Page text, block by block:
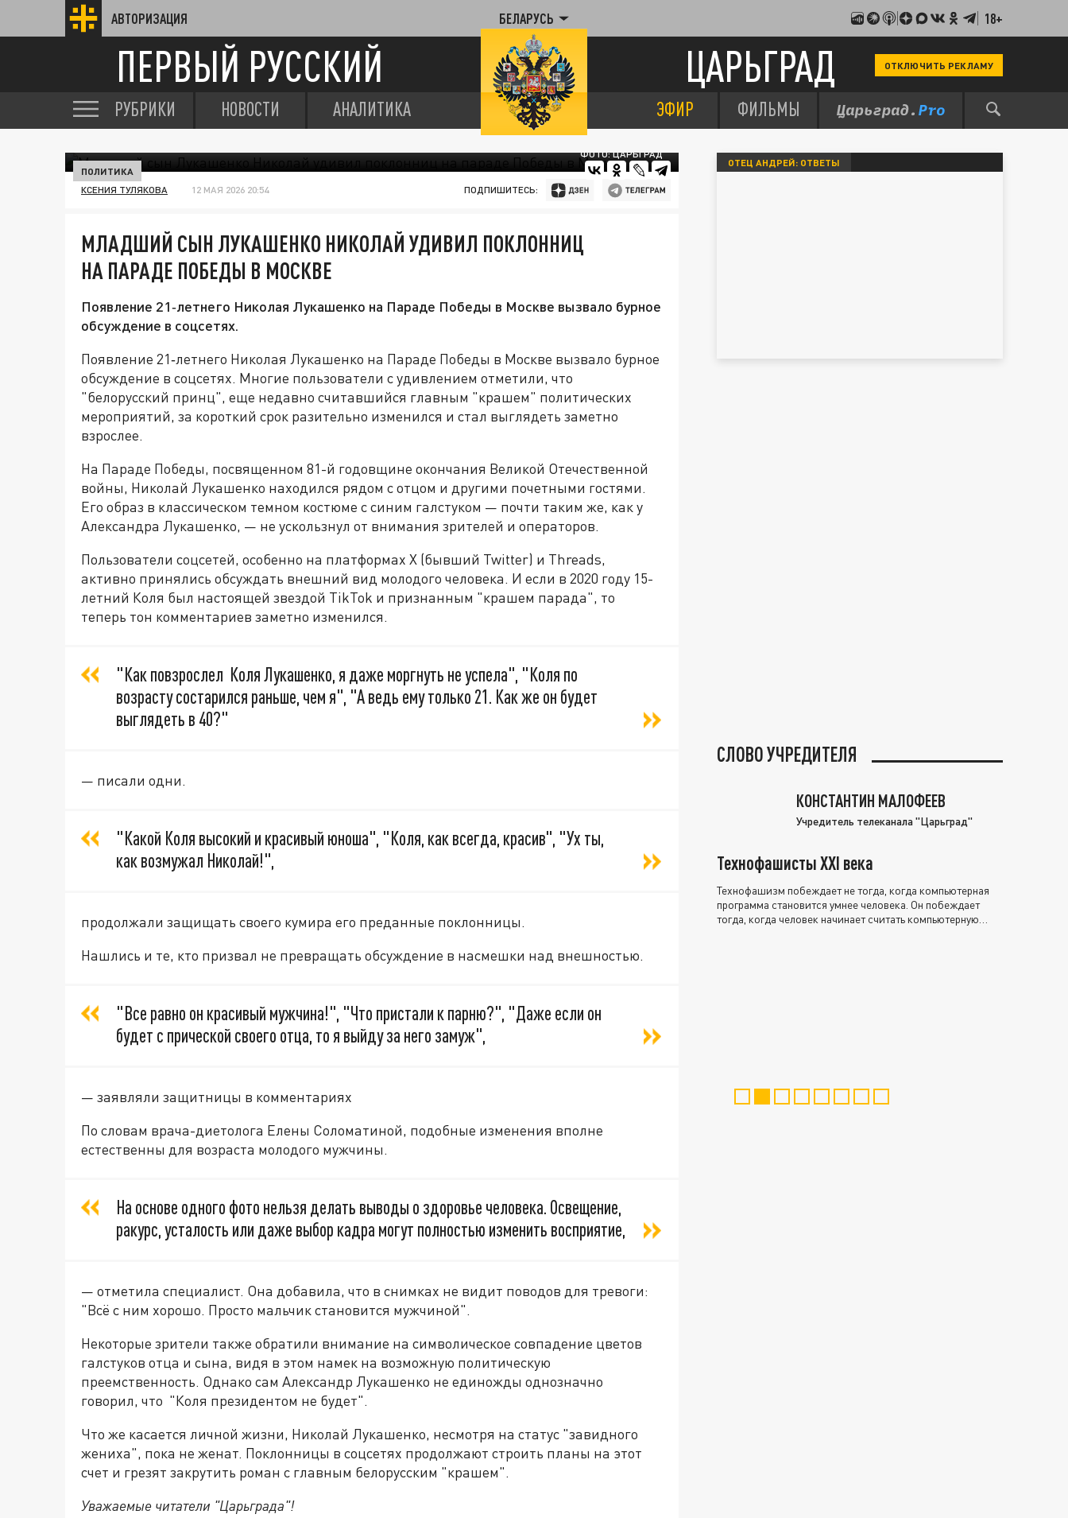
АВТОРИЗАЦИЯ БЕЛАРУСЬ 18+
ПЕРВЫЙ РУССКИЙ ЦАРЬГРАД ОТКЛЮЧИТЬ РЕКЛАМУ
РУБРИКИ НОВОСТИ АНАЛИТИКА ЭФИР ФИЛЬМЫ
ФОТО: ЦАРЬГРАД
ПОЛИТИКА
КСЕНИЯ ТУЛЯКОВА 12 МАЯ 2026 20:54 ПОДПИШИТЕСЬ:
МЛАДШИЙ СЫН ЛУКАШЕНКО НИКОЛАЙ УДИВИЛ ПОКЛОННИЦ
НА ПАРАДЕ ПОБЕДЫ В МОСКВЕ
Появление 21‑летнего Николая Лукашенко на Параде Победы в Москве вызвало бурное
обсуждение в соцсетях.
Появление 21‑летнего Николая Лукашенко на Параде Победы в Москве вызвало бурное
обсуждение в соцсетях. Многие пользователи с удивлением отметили, что
"белорусский принц", еще недавно считавшийся главным "крашем" политических
мероприятий, за короткий срок разительно изменился и стал выглядеть заметно
взрослее.
На Параде Победы, посвященном 81-й годовщине окончания Великой Отечественной
войны, Николай Лукашенко находился рядом с отцом и другими почетными гостями.
Его образ в классическом темном костюме с синим галстуком — почти таким же, как у
Александра Лукашенко, — не ускользнул от внимания зрителей и операторов.
Пользователи соцсетей, особенно на платформах X (бывший Twitter) и Threads,
активно принялись обсуждать внешний вид молодого человека. И если в 2020 году 15-
летний Коля был настоящей звездой TikTok и признанным "крашем парада", то
теперь тон комментариев заметно изменился.
"Как повзрослел Коля Лукашенко, я даже моргнуть не успела", "Коля по
возрасту состарился раньше, чем я", "А ведь ему только 21. Как же он будет
выглядеть в 40?"
— писали одни.
"Какой Коля высокий и красивый юноша", "Коля, как всегда, красив", "Ух ты,
как возмужал Николай!",
продолжали защищать своего кумира его преданные поклонницы.
Нашлись и те, кто призвал не превращать обсуждение в насмешки над внешностью.
"Все равно он красивый мужчина!", "Что пристали к парню?", "Даже если он
будет с прической своего отца, то я выйду за него замуж",
— заявляли защитницы в комментариях
По словам врача-диетолога Елены Соломатиной, подобные изменения вполне
естественны для возраста молодого мужчины.
На основе одного фото нельзя делать выводы о здоровье человека. Освещение,
ракурс, усталость или даже выбор кадра могут полностью изменить восприятие,
— отметила специалист. Она добавила, что в снимках не видит поводов для тревоги:
"Всё с ним хорошо. Просто мальчик становится мужчиной".
Некоторые зрители также обратили внимание на символическое совпадение цветов
галстуков отца и сына, видя в этом намек на возможную политическую
преемственность. Однако сам Александр Лукашенко не единожды однозначно
говорил, что "Коля президентом не будет".
Что же касается личной жизни, Николай Лукашенко, несмотря на статус "завидного
жениха", пока не женат. Поклонницы в соцсетях продолжают строить планы на этот
счет и грезят закрутить роман с главным белорусским "крашем".
Уважаемые читатели "Царьграда"!
ОТЕЦ АНДРЕЙ: ОТВЕТЫ
СЛОВО УЧРЕДИТЕЛЯ
КОНСТАНТИН МАЛОФЕЕВ
Учредитель телеканала "Царьград"
Технофашисты XXI века
Технофашизм побеждает не тогда, когда компьютерная
программа становится умнее человека. Он побеждает
тогда, когда человек начинает считать компьютерную